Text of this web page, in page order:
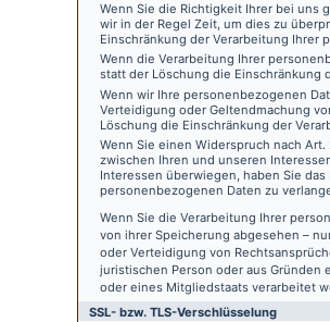
Wenn Sie die Richtigkeit Ihrer bei
wir in der Regel Zeit, um dies zu
Einschränkung der Verarbeitung Ihrer
Wenn die Verarbeitung Ihrer
statt der Löschung die Einschränkung
Wenn wir Ihre personenbezogenen
Verteidigung oder Geltendmachung
Löschung die Einschränkung der
Wenn Sie einen Widerspruch nach
zwischen Ihren und unseren
Interessen überwiegen, haben Sie
personenbezogenen Daten zu
Wenn Sie die Verarbeitung Ihrer
von ihrer Speicherung abgesehen –
oder Verteidigung von
juristischen Person oder aus
oder eines Mitgliedstaats verarbeitet
SSL- bzw. TLS-Verschlüsselung